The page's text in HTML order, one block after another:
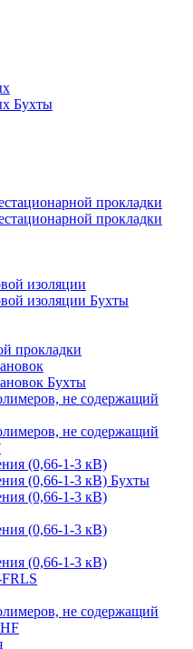
Бухты
прокладки
прокладки
изоляции
изоляции Бухты
прокладки
Бухты
не содержащий
не содержащий
(0,66-1-3 кВ)
(0,66-1-3 кВ) Бухты
(0,66-1-3 кВ)
(0,66-1-3 кВ)
(0,66-1-3 кВ)
не содержащий